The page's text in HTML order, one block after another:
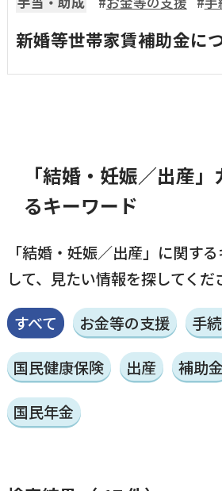
自治体間連携
新婚等世帯家賃補助金に
「結婚・妊娠／出産
るキーワード
「結婚・妊娠／出産」に関す
して、見たい情報を探してくだ
すべて
お金等の支援 手
国民健康保険 出産 補助金
国民年金